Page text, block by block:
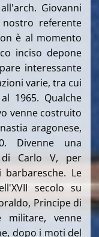
Giovanni
referente
è al momento
inciso depone
interessante
varie, tra cui
1965. Qualche
venne costruito
aragonese,
Divenne una
Carlo V, per
Le
secolo su
Principe di
militare, venne
dopo i moti del